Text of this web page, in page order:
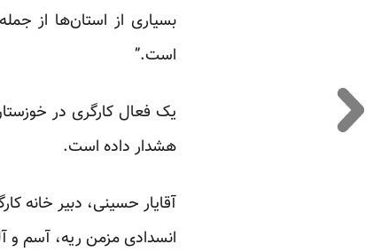
بسیاری از استان‌ها از
است.”
یک فعال کارگری در
هشدار داده است.
آقایار حسینی، دبیر خانه
انسدادی مزمن ریه، آسم و